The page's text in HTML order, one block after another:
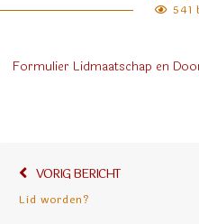
541
Formulier Lidmaatschap en
navigatie
VORIG BERICHT
Lid worden?